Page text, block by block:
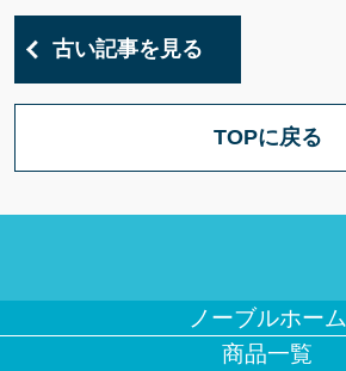
古い記事を見る
TOPに戻る
ノーブルホーム
商品一覧